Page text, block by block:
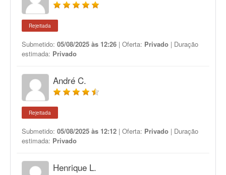
Rejeitada
Submetido: 05/08/2025 às 12:26 | Oferta: Privado | Duração
estimada: Privado
André C.
Rejeitada
Submetido: 05/08/2025 às 12:12 | Oferta: Privado | Duração
estimada: Privado
Henrique L.